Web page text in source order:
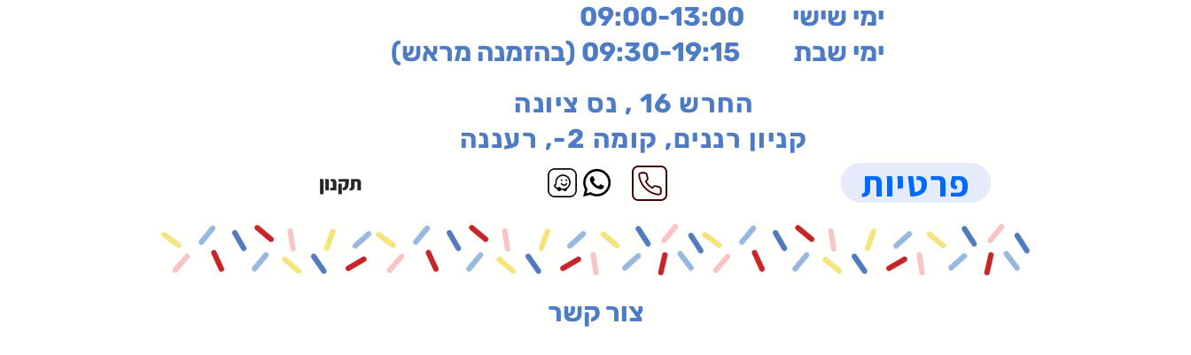
ימי שישי 09:00-13:00
ימי שבת 09:30-19:15 (בהזמנה מראש)
החרש 16 , נס ציונה
קניון רננים, קומה 2-, רעננה
תקנון פרטיות
צור קשר